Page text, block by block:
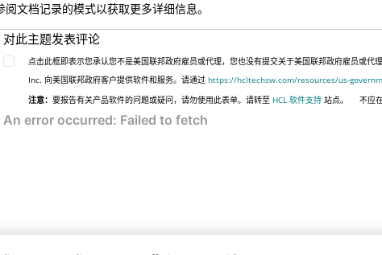
阅文档记录的模式以获取更多详细信息。
对此主题发表评论
点击此框即表示您承认您不是美国联邦政府雇员或代理，您也没有提交关于美国联邦政府雇员或
Inc. 向美国联邦政府客户提供软件和服务。请通过https://hcltechsw.com/resources/us-
注意：要报告有关产品软件的问题或疑问，请勿使用此表单。请转至 HCL 软件支持 站点。 不应